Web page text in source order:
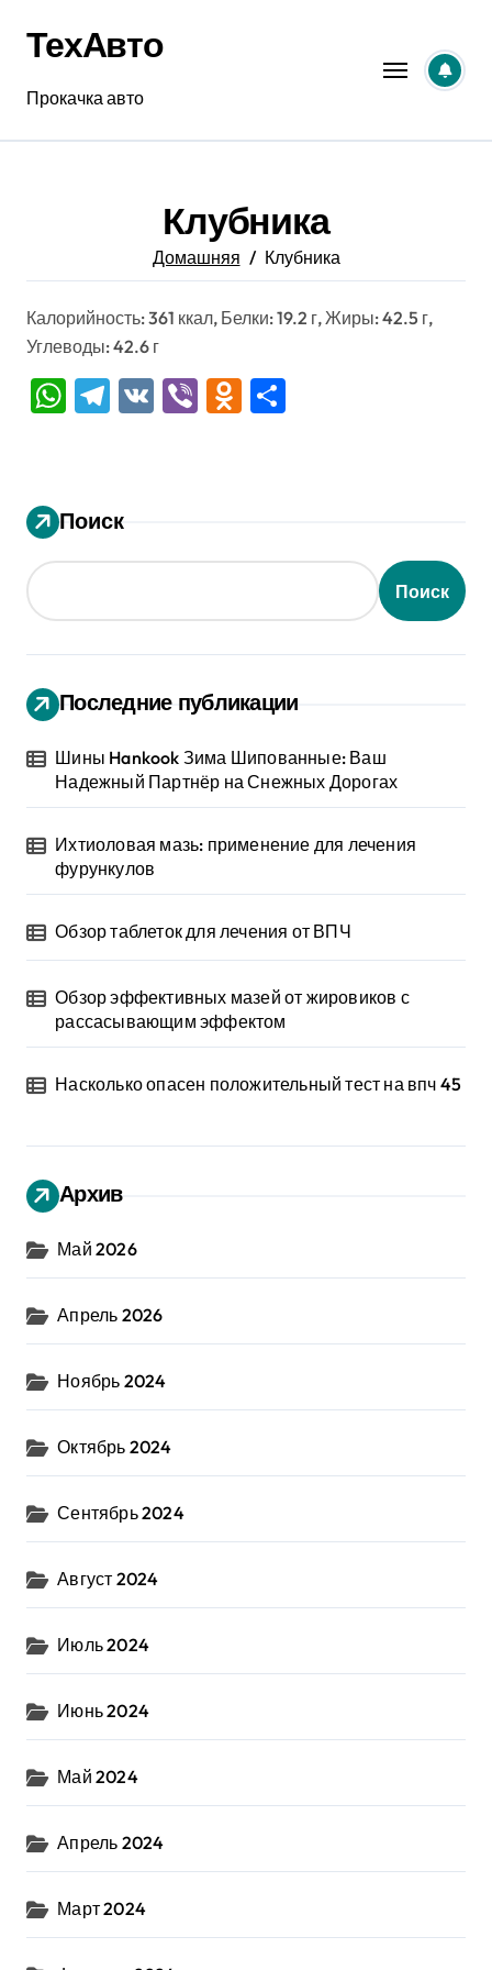
содержанию
ТехАвто
Прокачка авто
Клубника
Домашняя Клубника
Калорийность: 361 ккал, Белки: 19.2 г, Жиры: 42.5 г,
Углеводы: 42.6 г
WhatsApp
Telegram
VK ViberOdnoklassniki
Поиск
Поиск
Последние публикации
Шины Hankook Зима Шипованные: Ваш
Надежный Партнёр на Снежных Дорогах
Ихтиоловая мазь: применение для лечения
фурункулов
Обзор таблеток для лечения от ВПЧ
Обзор эффективных мазей от жировиков с
рассасывающим эффектом
Насколько опасен положительный тест на впч 45
Архив
Май 2026
Апрель 2026
Ноябрь 2024
Октябрь 2024
Сентябрь 2024
Август 2024
Июль 2024
Июнь 2024
Май 2024
Апрель 2024
Март 2024